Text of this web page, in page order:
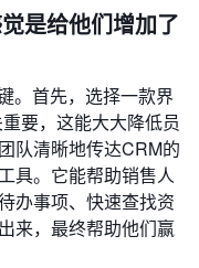
是给他们增加了
。首先，选择一款界
要，这能大大降低员
队清晰地传达CRM的
具。它能帮助销售人
办事项、快速查找资
来，最终帮助他们赢